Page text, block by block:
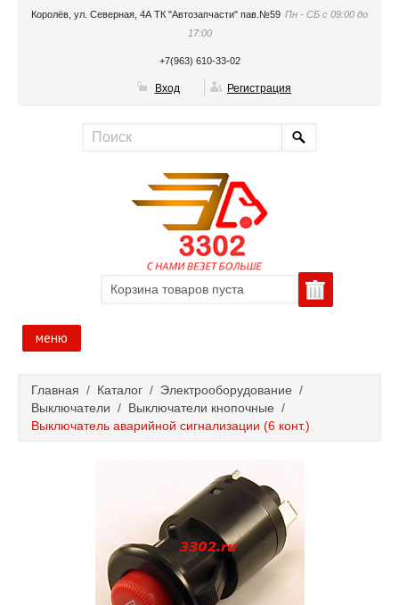
Королёв, ул. Северная, 4А ТК "Автозапчасти" пав.№59 Пн - СБ с 09:00 до
17:00
+7(963) 610-33-02
Вход Регистрация
Корзина товаров пуста
меню
Каталог
Главная / Каталог / Электрооборудование /
Выключатели / Выключатели кнопочные /
Выключатель аварийной сигнализации (6 конт.)